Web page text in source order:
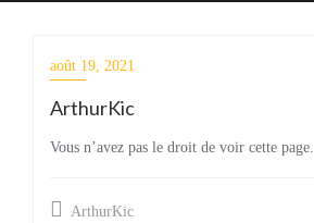
août 19, 2021
ArthurKic
Vous n’avez pas le droit de voir cette page.
ArthurKic